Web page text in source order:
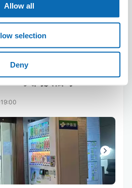
Allow all
selection
Deny
店舗を予約する
Ｘ 大門浜松町